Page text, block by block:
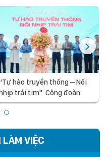
hào truyền thống – Nối
trái tim": Công đoàn
viện Nhi Trung ương kỷ
97 năm Ngày thành lập
VIỆC